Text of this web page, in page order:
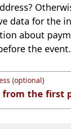
data for the
about
the event.
(optional)